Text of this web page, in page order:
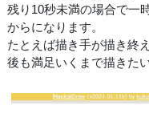
残り10秒未満の場合で一
からになります。
たとえば描き手が描き終
後も満足いくまで描きた